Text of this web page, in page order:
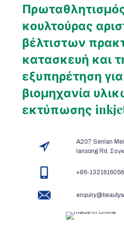
κουλτούρας
βέλτιστων
κατασκευή και
εξυπηρέτηση
βιομηχανία
εκτύπωσης
A207 Senlan
lansong Rd,
+86-